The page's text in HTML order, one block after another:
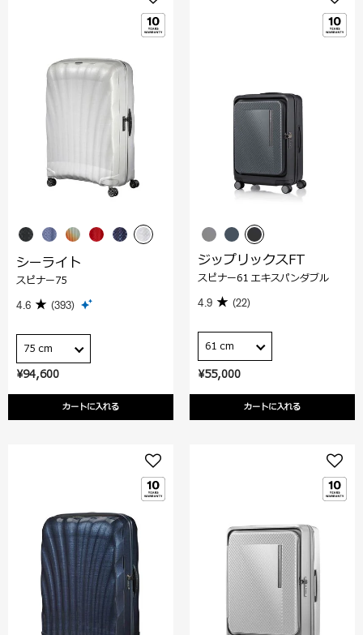
¥94,600
カートに入れる
シーライト
スピナー75
4.6 (393)
75 cm
¥55,000
カートに入れる
ジップリックスFT
スピナー61 エキスパンダブル
4.9 (22)
61 cm